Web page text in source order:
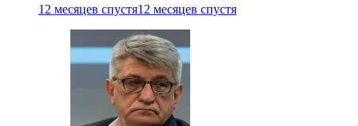
12 месяцев спустя12 месяцев спустя